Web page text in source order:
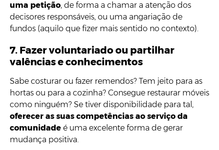
uma petição, de forma a chamar a atenção dos
decisores responsáveis, ou uma angariação de
fundos (aquilo que fizer mais sentido no contexto).
7. Fazer voluntariado ou partilhar
valências e conhecimentos
Sabe costurar ou fazer remendos? Tem jeito para as
hortas ou para a cozinha? Consegue restaurar móveis
como ninguém? Se tiver disponibilidade para tal,
oferecer as suas competências ao serviço da
comunidade é uma excelente forma de gerar
mudança positiva.